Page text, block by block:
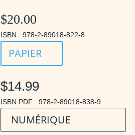
$20.00
ISBN : 978-2-89018-822-8
PAPIER
$14.99
ISBN PDF : 978-2-89018-838-9
NUMÉRIQUE